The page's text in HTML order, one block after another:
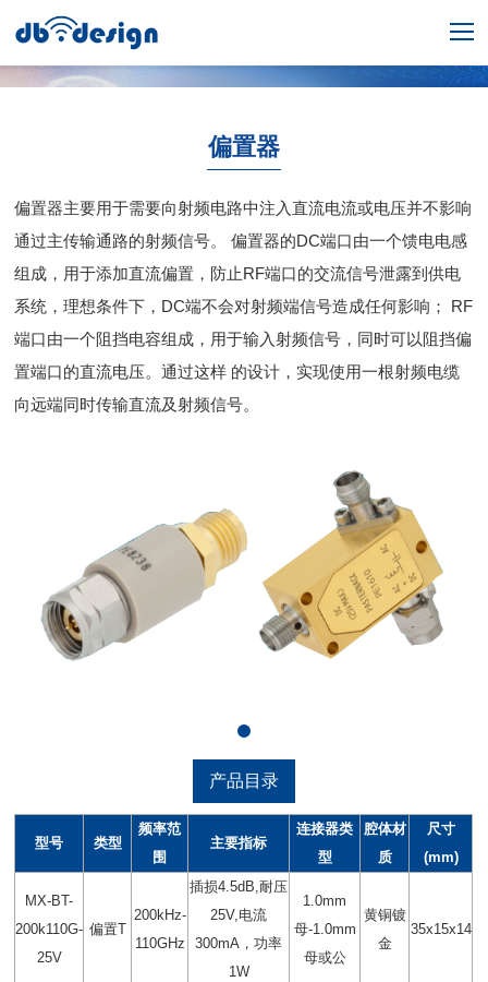
偏置器
偏置器主要用于需要向射频电路中注入直流电流或电压并不影响
通过主传输通路的射频信号。 偏置器的DC端口由一个馈电电感
组成，用于添加直流偏置，防止RF端口的交流信号泄露到供电
系统，理想条件下，DC端不会对射频端信号造成任何影响； RF
端口由一个阻挡电容组成，用于输入射频信号，同时可以阻挡偏
置端口的直流电压。通过这样 的设计，实现使用一根射频电缆
向远端同时传输直流及射频信号。
产品目录
型号 类型
频率范
围
主要指标
连接器类
型
腔体材
质
尺寸
(mm)
MX-BT-
200k110G-
25V
偏置T
200kHz-
110GHz
插损4.5dB,耐压
25V,电流
300mA，功率
1W
1.0mm
母-1.0mm
母或公
黄铜镀
金
35x15x14